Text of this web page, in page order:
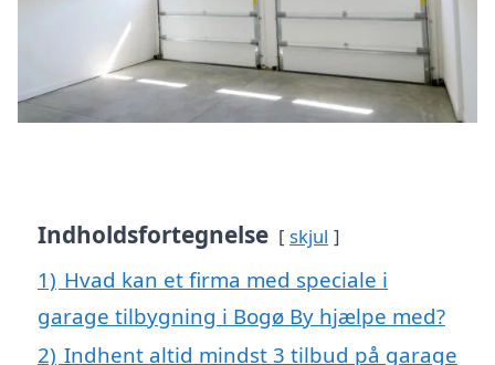
Indholdsfortegnelse skjul
1) Hvad kan et firma med speciale i
garage tilbygning i Bogø By hjælpe med?
2) Indhent altid mindst 3 tilbud på garage